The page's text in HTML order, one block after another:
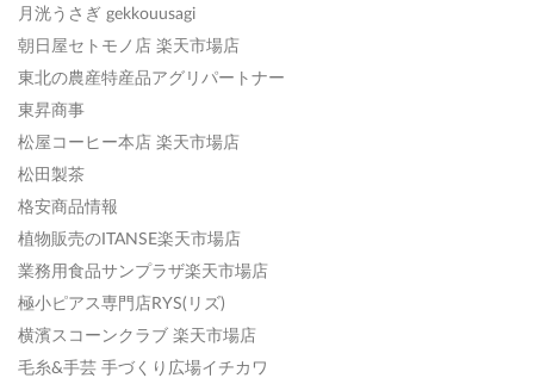
月洸うさぎ gekkouusagi
朝日屋セトモノ店 楽天市場店
東北の農産特産品アグリパートナー
東昇商事
松屋コーヒー本店 楽天市場店
松田製茶
格安商品情報
植物販売のITANSE楽天市場店
業務用食品サンプラザ楽天市場店
極小ピアス専門店RYS(リズ)
横濱スコーンクラブ 楽天市場店
毛糸&手芸 手づくり広場イチカワ